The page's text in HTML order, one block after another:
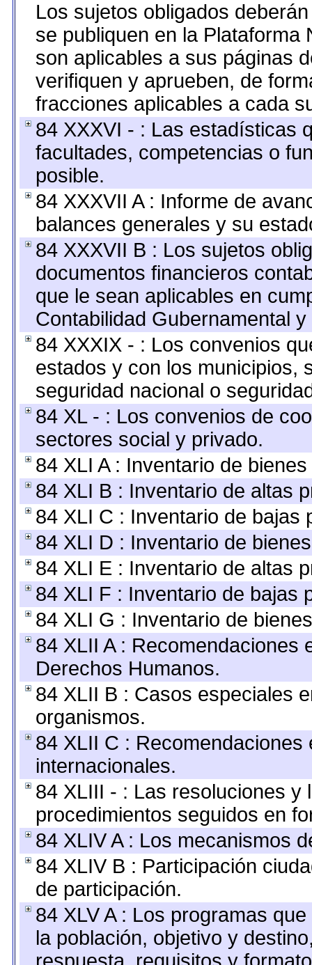
Los sujetos obligados
se publiquen en la
son aplicables a sus páginas
verifiquen y aprueben, de
fracciones aplicables a cada
84 XXXVI - : Las estadísticas
facultades, competencias o
posible.
84 XXXVII A : Informe de
balances generales y su
84 XXXVII B : Los sujetos
documentos financieros
que le sean aplicables en
Contabilidad Gubernamental
84 XXXIX - : Los convenios
estados y con los municipios,
seguridad nacional o
84 XL - : Los convenios de
sectores social y privado.
84 XLI A : Inventario de
84 XLI B : Inventario de altas
84 XLI C : Inventario de bajas
84 XLI D : Inventario de
84 XLI E : Inventario de altas
84 XLI F : Inventario de bajas
84 XLI G : Inventario de
84 XLII A : Recomendaciones
Derechos Humanos.
84 XLII B : Casos especiales
organismos.
84 XLII C :
internacionales.
84 XLIII - : Las resoluciones
procedimientos seguidos en
84 XLIV A : Los mecanismos
84 XLIV B : Participación
de participación.
84 XLV A : Los programas
la población, objetivo y